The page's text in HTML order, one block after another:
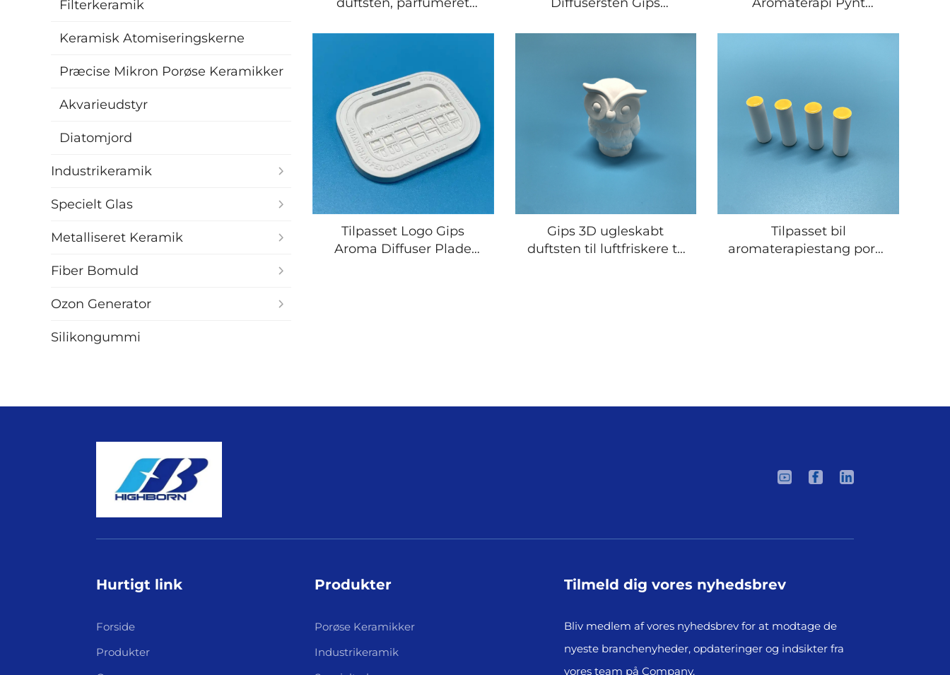
Filterkeramik
Keramisk Atomiseringskerne
Præcise Mikron Porøse Keramikker
Akvarieudstyr
Diatomjord
Industrikeramik
Specielt Glas
Metalliseret Keramik
Fiber Bomuld
Ozon Generator
Silikongummi
Aromaterapi Blomst
Luftfrisker Duftblomst
Tilpasset Logo Gips
Aroma Diffuser Plade
Gips 3D ugleskabt
duftsten til luftfriskere til
Tilpasset bil
aromaterapiestang porøs
Hurtigt link
Forside
Produkter
Produkter
Porøse Keramikker
Industrikeramik
Tilmeld dig vores nyhedsbrev
Bliv medlem af vores nyhedsbrev for at modtage de
nyeste branchenyheder, opdateringer og indsikter fra
vores team på Company.